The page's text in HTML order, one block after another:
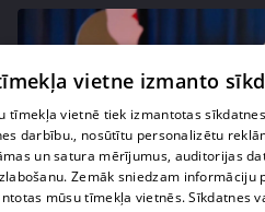
vietne izmanto
tīmekļa vietnē tiek izmantotas
darbību., nosūtītu personalizētu
un satura mērījumus, auditorijas
Zemāk sniedzam informāciju
mūsu tīmekļa vietnēs. Sīkdatnes